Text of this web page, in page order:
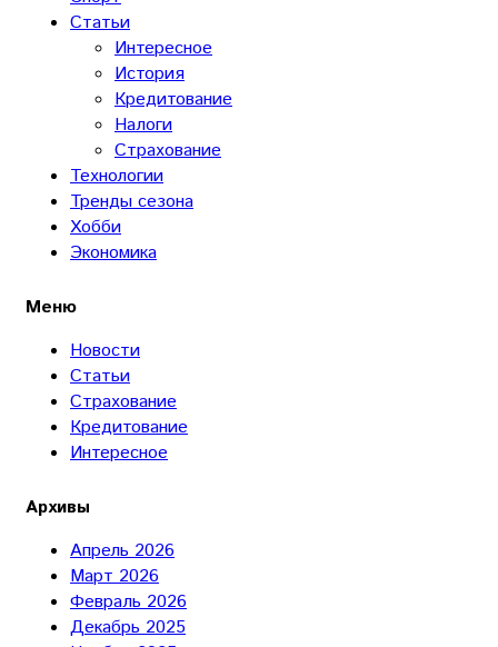
Статьи
Интересное
История
Кредитование
Налоги
Страхование
Технологии
Тренды сезона
Хобби
Экономика
Меню
Новости
Статьи
Страхование
Кредитование
Интересное
Архивы
Апрель 2026
Март 2026
Февраль 2026
Декабрь 2025